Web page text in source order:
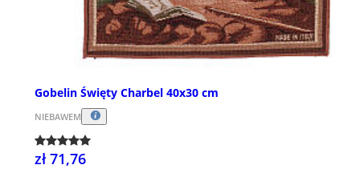
Gobelin Święty Charbel 40x30 cm
NIEBAWEM
zł 71,76